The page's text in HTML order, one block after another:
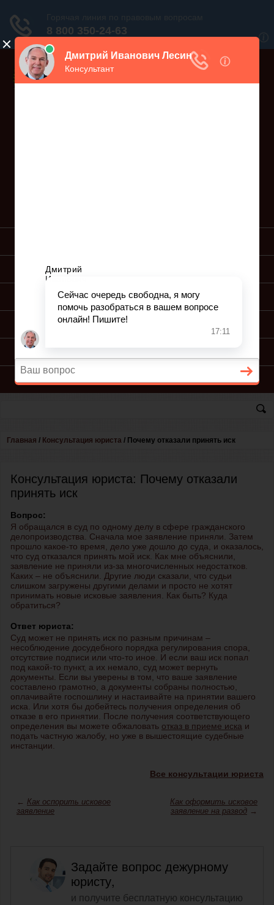
ПОДГОТОВКА ИСКА
ПОДАЧА ИСКА
КОНСУЛЬТАЦИЯ ЮРИСТА
Главная / Консультация юриста / Почему отказали принять иск
Консультация юриста: Почему отказали
принять иск
Вопрос:
Я обращался в суд по одному делу в сфере гражданского
делопроизводства. Сначала мое заявление приняли. Затем
прошло какое-то время, дело уже дошло до суда, и оказалось,
что суд отказался принять мой иск. Как мне объяснили,
заявление не приняли из-за многочисленных недостатков.
Каких – не объяснили. Другие люди сказали, что судьи
слишком загружены другими делами и просто не хотят
принимать новые исковые заявления. Как быть? Куда
обратиться?
Ответ юриста:
Суд может не принять иск по разным причинам –
несоблюдение досудебного порядка регулирования спора,
отсутствие подписи или что-то иное. И если ваш иск попал
под какой-то пункт, а их немало, суд может вернуть
документы. Если вы уверены в том, что ваше заявление
составлено грамотно, а документы собраны полностью,
оплачивайте госпошлину и настаивайте на принятии вашего
иска. Или хотя бы добейтесь получения определения об
отказе в его принятии. После получения соответствующего
определения вы можете обжаловать отказ в приеме иска и
подать частную жалобу, но уже в вышестоящие судебные
инстанции.
Все консультации юриста
← Как оспорить исковое
заявление
Как оформить исковое
заявление на развод →
Задайте вопрос дежурному
юристу,
и получите бесплатную консультацию